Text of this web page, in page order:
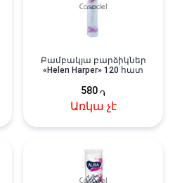
Բամբակյա բարձիկներ
«Helen Harper» 120 հատ
580 ֏
Առկա չէ